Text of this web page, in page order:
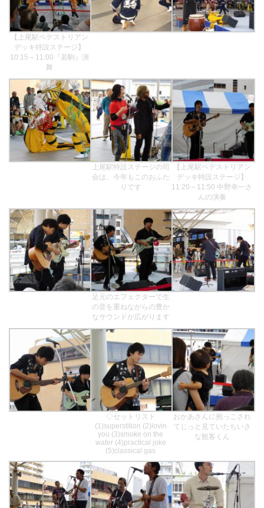
【上尾駅ペデストリアン
デッキ特設ステージ】
10:15～11:00『若駒』演
舞
上尾駅特設ステージの司
会は、今年もこのおふた
りです
【上尾駅ペデストリアン
デッキ特設ステージ】
11:20～11:50 中野幸一さ
んの演奏
足元のエフェクターで生
の音を重ねながらの豊か
なサウンドが広がります
◇セットリスト
(1)superstition (2)lovin
you (3)smoke on the
water (4)practical joke
(5)classical gas
おかあさんに抱っこされ
てじっと見ていたちいさ
な観客くん